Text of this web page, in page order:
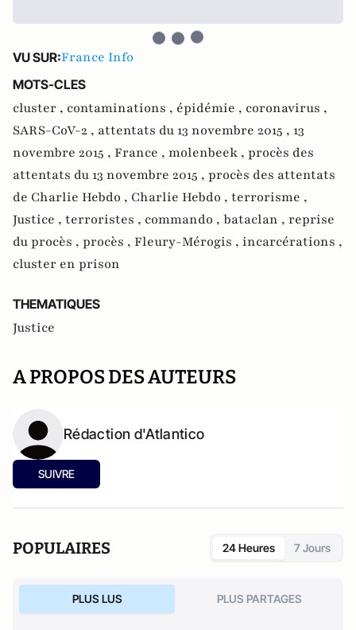
VU SUR:France Info
MOTS-CLES
cluster , contaminations , épidémie , coronavirus ,
SARS-CoV-2 , attentats du 13 novembre 2015 , 13
novembre 2015 , France , molenbeek , procès des
attentats du 13 novembre 2015 , procès des attentats
de Charlie Hebdo , Charlie Hebdo , terrorisme ,
Justice , terroristes , commando , bataclan , reprise
du procès , procès , Fleury-Mérogis , incarcérations ,
cluster en prison
THEMATIQUES
Justice
A PROPOS DES AUTEURS
Rédaction d'Atlantico
SUIVRE
POPULAIRES 24 Heures 7 Jours
PLUS LUS PLUS PARTAGES